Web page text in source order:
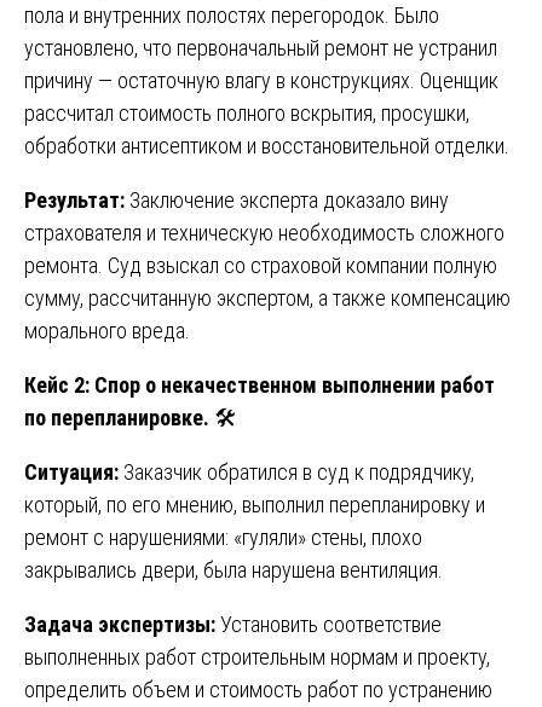
пола и внутренних полостях перегородок. Было
установлено, что первоначальный ремонт не устранил
причину — остаточную влагу в конструкциях. Оценщик
рассчитал стоимость полного вскрытия, просушки,
обработки антисептиком и восстановительной отделки.
Результат: Заключение эксперта доказало вину
страхователя и техническую необходимость сложного
ремонта. Суд взыскал со страховой компании полную
сумму, рассчитанную экспертом, а также компенсацию
морального вреда.
Кейс 2: Спор о некачественном выполнении работ
по перепланировке. 🛠️
Ситуация: Заказчик обратился в суд к подрядчику,
который, по его мнению, выполнил перепланировку и
ремонт с нарушениями: «гуляли» стены, плохо
закрывались двери, была нарушена вентиляция.
Задача экспертизы:Установить соответствие
выполненных работ строительным нормам и проекту,
определить объем и стоимость работ по устранению